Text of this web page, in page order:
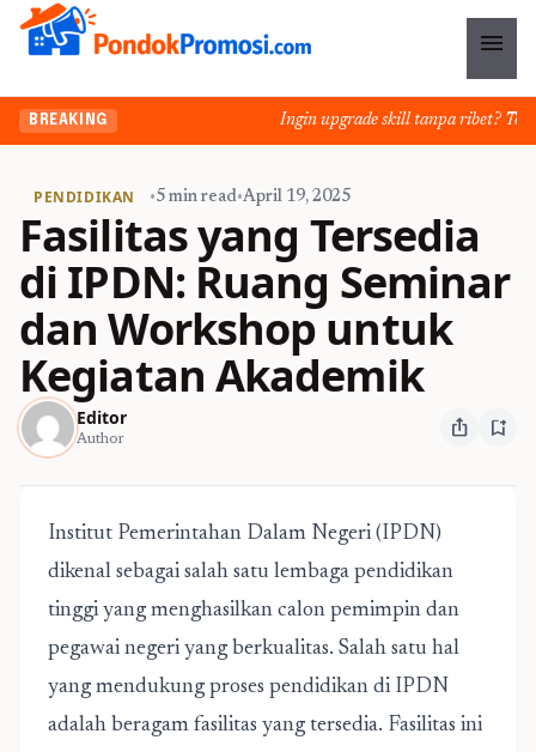
menu
BREAKING Ingin upgrade skill tanpa ribet?
PENDIDIKAN •5 min read•April 19, 2025
Fasilitas yang Tersedia
di IPDN: Ruang Seminar
dan Workshop untuk
Kegiatan Akademik
Editor
Author ios_share bookmark_add
Institut Pemerintahan Dalam Negeri (IPDN)
dikenal sebagai salah satu lembaga pendidikan
tinggi yang menghasilkan calon pemimpin dan
pegawai negeri yang berkualitas. Salah satu hal
yang mendukung proses pendidikan di IPDN
adalah beragam fasilitas yang tersedia. Fasilitas ini